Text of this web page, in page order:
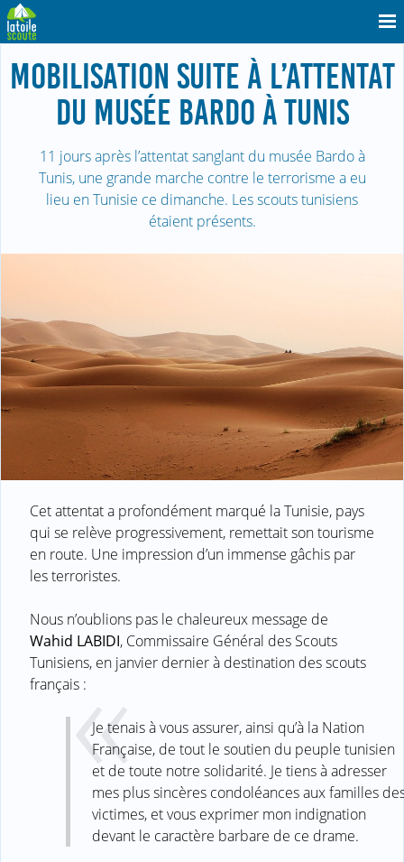
MOBILISATION SUITE À L’ATTENTAT
DU MUSÉE BARDO À TUNIS
11 jours après l’attentat sanglant du musée Bardo à
Tunis, une grande marche contre le terrorisme a eu
lieu en Tunisie ce dimanche. Les scouts tunisiens
étaient présents.
Cet attentat a profondément marqué la Tunisie, pays
qui se relève progressivement, remettait son tourisme
en route. Une impression d’un immense gâchis par
les terroristes.
Nous n’oublions pas le chaleureux message de
Wahid LABIDI, Commissaire Général des Scouts
Tunisiens, en janvier dernier à destination des scouts
français :
Je tenais à vous assurer, ainsi qu’à la Nation
Française, de tout le soutien du peuple tunisien
et de toute notre solidarité. Je tiens à adresser
mes plus sincères condoléances aux familles
victimes, et vous exprimer mon indignation
devant le caractère barbare de ce drame.